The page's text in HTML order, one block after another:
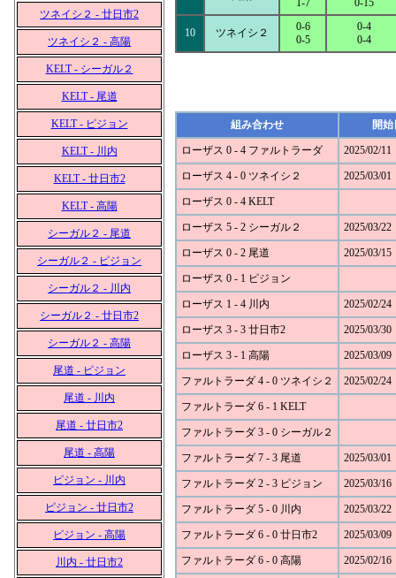
ツネイシ２ - 廿日市2
ツネイシ２ - 高陽
KELT - シーガル２
KELT - 尾道
KELT - ピジョン
KELT - 川内
KELT - 廿日市2
KELT - 高陽
シーガル２ - 尾道
シーガル２ - ピジョン
シーガル２ - 川内
シーガル２ - 廿日市2
シーガル２ - 高陽
尾道 - ピジョン
尾道 - 川内
尾道 - 廿日市2
尾道 - 高陽
ピジョン - 川内
ピジョン - 廿日市2
ピジョン - 高陽
川内 - 廿日市2
1-7
0-15
10 ツネイシ２
0-6
0-5
0-4
0-4
組み合わせ 開始
ローザス 0 - 4 ファルトラーダ 2025/02/11
ローザス 4 - 0 ツネイシ２ 2025/03/01
ローザス 0 - 4 KELT
ローザス 5 - 2 シーガル２ 2025/03/22
ローザス 0 - 2 尾道 2025/03/15
ローザス 0 - 1 ピジョン
ローザス 1 - 4 川内 2025/02/24
ローザス 3 - 3 廿日市2 2025/03/30
ローザス 3 - 1 高陽 2025/03/09
ファルトラーダ 4 - 0 ツネイシ２ 2025/02/24
ファルトラーダ 6 - 1 KELT
ファルトラーダ 3 - 0 シーガル２
ファルトラーダ 7 - 3 尾道 2025/03/01
ファルトラーダ 2 - 3 ピジョン 2025/03/16
ファルトラーダ 5 - 0 川内 2025/03/22
ファルトラーダ 6 - 0 廿日市2 2025/03/09
ファルトラーダ 6 - 0 高陽 2025/02/16